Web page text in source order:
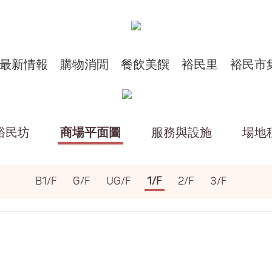
最新情報 購物消閒 餐飲美饌 裕民里 裕民市
民坊 商場平面圖 服務與設施 場地
B1/F G/F UG/F 1/F 2/F 3/F